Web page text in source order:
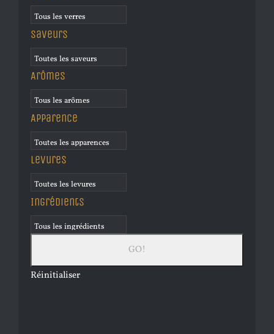
Saveurs
Arômes
Apparence
Levures
Ingrédients
Réinitialiser